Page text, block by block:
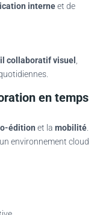
interneet de
collaboratif visuel
en temps
édition et la mobilité
environnement cloud